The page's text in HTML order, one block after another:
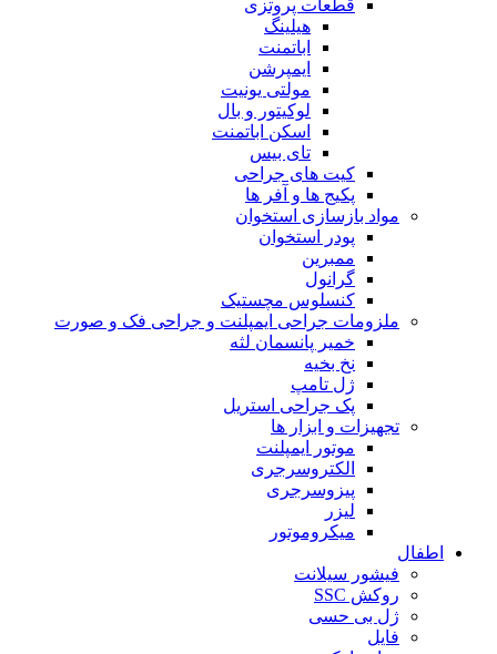
قطعات پروتزی
هیلینگ
اباتمنت
ایمپرشن
مولتی یونیت
لوکیتور و بال
اسکن اباتمنت
تای بیس
کیت های جراحی
پکیج ها و آفر ها
مواد بازسازی استخوان
پودر استخوان
ممبرین
گرانول
کنسلوس مچستیک
ملزومات جراحی ایمپلنت و جراحی فک و صورت
خمیر پانسمان لثه
نخ بخیه
ژل تامپ
پک جراحی استریل
تجهیزات و ابزار ها
موتور ایمپلنت
الکتروسرجری
پیزوسرجری
لیزر
میکروموتور
اطفال
فیشور سیلانت
روکش SSC
ژل بی حسی
فایل